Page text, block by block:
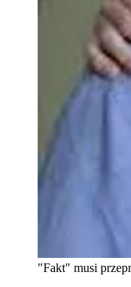
"Fakt" musi